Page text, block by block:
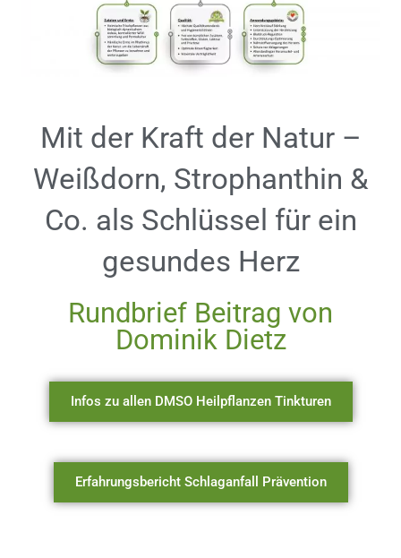
Mit der Kraft der Natur –
Weißdorn, Strophanthin &
Co. als Schlüssel für ein
gesundes Herz
Rundbrief Beitrag von
Dominik Dietz
Infos zu allen DMSO Heilpflanzen Tinkturen
Erfahrungsbericht Schlaganfall Prävention